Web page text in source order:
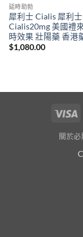
延時助勃
犀利士 Cialis 犀利
Cialis20mg 美國禮
時效果 壯陽藥 香港
$1,080.00
關於必